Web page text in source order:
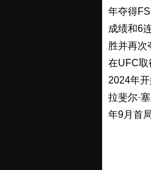
年夺得
成绩和6
胜并再次
在UFC取
2024年
拉斐尔·
年9月首